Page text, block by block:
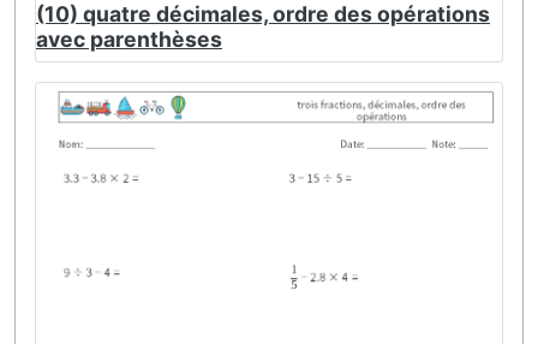
(10) quatre décimales, ordre des opérations
avec parenthèses